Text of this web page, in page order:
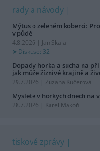
rady a návody
Mýtus o zeleném koberci:
v půdě
4.8.2026 | Jan Skala
Diskuse: 32
Dopady horka a sucha na
jak může žíznivé krajině a
29.7.2026 | Zuzana Kučerová
Myslete v horkých dnech na
28.7.2026 | Karel Makoň
tiskové zprávy